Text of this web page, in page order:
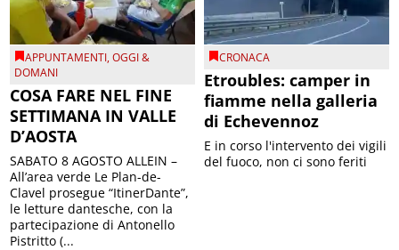
APPUNTAMENTI,OGGI &
DOMANI
COSA FARE NEL FINE
SETTIMANA IN VALLE
D’AOSTA
SABATO 8 AGOSTO ALLEIN –
All’area verde Le Plan-de-
Clavel prosegue “ItinerDante”,
le letture dantesche, con la
partecipazione di Antonello
Pistritto (...
CRONACA
Etroubles: camper in
fiamme nella galleria
di Echevennoz
E in corso l'intervento dei vigili
del fuoco, non ci sono feriti